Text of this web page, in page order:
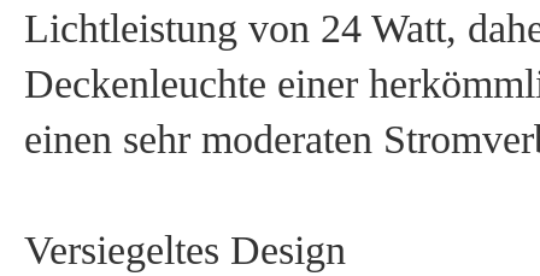
Lichtleistung von 24 Watt,
Deckenleuchte einer
einen sehr moderaten
Versiegeltes Design